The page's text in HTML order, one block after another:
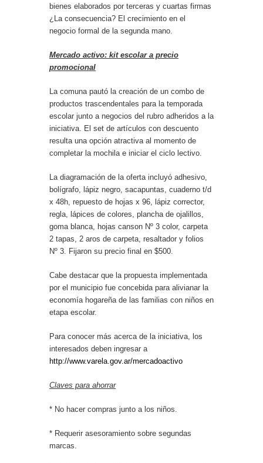
bienes elaborados por terceras y cuartas firmas
¿La consecuencia? El crecimiento en el
negocio formal de la segunda mano.
Mercado activo: kit escolar a precio
promocional
La comuna pautó la creación de un combo de
productos trascendentales para la temporada
escolar junto a negocios del rubro adheridos a la
iniciativa. El set de artículos con descuento
resulta una opción atractiva al momento de
completar la mochila e iniciar el ciclo lectivo.
La diagramación de la oferta incluyó adhesivo,
bolígrafo, lápiz negro, sacapuntas, cuaderno t/d
x 48h, repuesto de hojas x 96, lápiz corrector,
regla, lápices de colores, plancha de ojalillos,
goma blanca, hojas canson Nº 3 color, carpeta
2 tapas, 2 aros de carpeta, resaltador y folios
Nº 3. Fijaron su precio final en $500.
Cabe destacar que la propuesta implementada
por el municipio fue concebida para alivianar la
economía hogareña de las familias con niños en
etapa escolar.
Para conocer más acerca de la iniciativa, los
interesados deben ingresar a
http://www.varela.gov.ar/mercadoactivo
Claves para ahorrar
* No hacer compras junto a los niños.
* Requerir asesoramiento sobre segundas
marcas.